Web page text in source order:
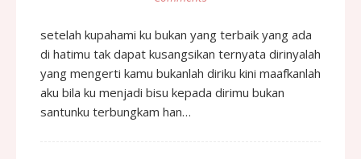
setelah kupahami ku bukan yang terbaik yang ada
di hatimu tak dapat kusangsikan ternyata dirinyalah
yang mengerti kamu bukanlah diriku kini maafkanlah
aku bila ku menjadi bisu kepada dirimu bukan
santunku terbungkam han…